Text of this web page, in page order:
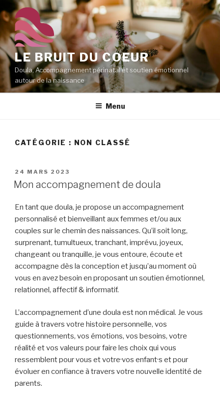
Aller
au
contenu
principal
LE BRUIT DU COEUR
Doula, Accompagnement périnatal et soutien émotionnel
autour de la naissance
Menu
CATÉGORIE : NON CLASSÉ
PUBLIÉ
LE
24 MARS 2023
Mon accompagnement de doula
En tant que doula, je propose un accompagnement
personnalisé et bienveillant aux femmes et/ou aux
couples sur le chemin des naissances. Qu’il soit long,
surprenant, tumultueux, tranchant, imprévu, joyeux,
changeant ou tranquille, je vous entoure, écoute et
accompagne dès la conception et jusqu’au moment où
vous en avez besoin en proposant un soutien émotionnel,
relationnel, affectif & informatif.
L’accompagnement d’une doula est non médical. Je vous
guide à travers votre histoire personnelle, vos
questionnements, vos émotions, vos besoins, votre
réalité et vos valeurs pour faire les choix qui vous
ressemblent pour vous et votre·vos enfant·s et pour
évoluer en confiance à travers votre nouvelle identité de
parents.